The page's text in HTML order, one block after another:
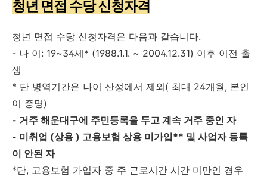
청년 면접 수당 신청자격
청년 면접 수당 신청자격은 다음과 같습니다.
- 나 이: 19~34세* (1988.1.1. ~ 2004.12.31) 이후 이전 출
생
* 단 병역기간은 나이 산정에서 제외( 최대 24개월, 본인
이 증명)
- 거주 해운대구에 주민등록을 두고 계속 거주 중인 자
- 미취업 (상용 ) 고용보험 상용 미가입** 및 사업자 등록
이 안된 자
*단, 고용보험 가입자 중 주 근로시간 시간 미만인 경우